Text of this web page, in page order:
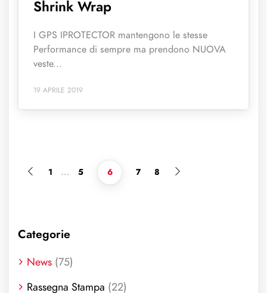
Shrink Wrap
I GPS IPROTECTOR mantengono le stesse
Performance di sempre ma prendono NUOVA
veste...
19 APRILE 2019
1 … 5 6 7 8
Categorie
News (75)
Rassegna Stampa (22)